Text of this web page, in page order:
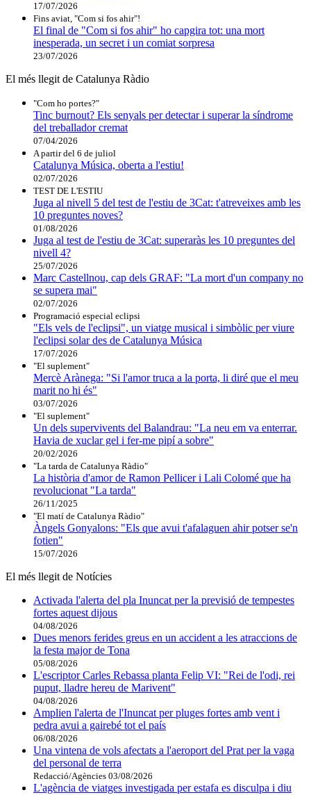
17/07/2026
Fins aviat, "Com si fos ahir"!
El final de "Com si fos ahir" ho capgira tot: una mort
inesperada, un secret i un comiat sorpresa
23/07/2026
El més llegit de Catalunya Ràdio
"Com ho portes?"
Tinc burnout? Els senyals per detectar i superar la síndrome
del treballador cremat
07/04/2026
A partir del 6 de juliol
Catalunya Música, oberta a l'estiu!
02/07/2026
TEST DE L'ESTIU
Juga al nivell 5 del test de l'estiu de 3Cat: t'atreveixes amb les
10 preguntes noves?
01/08/2026
Juga al test de l'estiu de 3Cat: superaràs les 10 preguntes del
nivell 4?
25/07/2026
Marc Castellnou, cap dels GRAF: "La mort d'un company no
se supera mai"
02/07/2026
Programació especial eclipsi
"Els vels de l'eclipsi", un viatge musical i simbòlic per viure
l'eclipsi solar des de Catalunya Música
17/07/2026
"El suplement"
Mercè Arànega: "Si l'amor truca a la porta, li diré que el meu
marit no hi és"
03/07/2026
"El suplement"
Un dels supervivents del Balandrau: "La neu em va enterrar.
Havia de xuclar gel i fer-me pipí a sobre"
20/02/2026
"La tarda de Catalunya Ràdio"
La història d'amor de Ramon Pellicer i Lali Colomé que ha
revolucionat "La tarda"
26/11/2025
"El matí de Catalunya Ràdio"
Àngels Gonyalons: "Els que avui t'afalaguen ahir potser se'n
fotien"
15/07/2026
El més llegit de Notícies
Activada l'alerta del pla Inuncat per la previsió de tempestes
fortes aquest dijous
04/08/2026
Dues menors ferides greus en un accident a les atraccions de
la festa major de Tona
05/08/2026
L'escriptor Carles Rebassa planta Felip VI: "Rei de l'odi, rei
puput, lladre hereu de Marivent"
04/08/2026
Amplien l'alerta de l'Inuncat per pluges fortes amb vent i
pedra avui a gairebé tot el país
06/08/2026
Una vintena de vols afectats a l'aeroport del Prat per la vaga
del personal de terra
Redacció/Agències 03/08/2026
L'agència de viatges investigada per estafa es disculpa i diu